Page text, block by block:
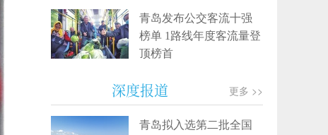
青岛发布公交客流十强
榜单 1路线年度客流量登
顶榜首
深度报道 更多 >>
青岛拟入选第二批全国